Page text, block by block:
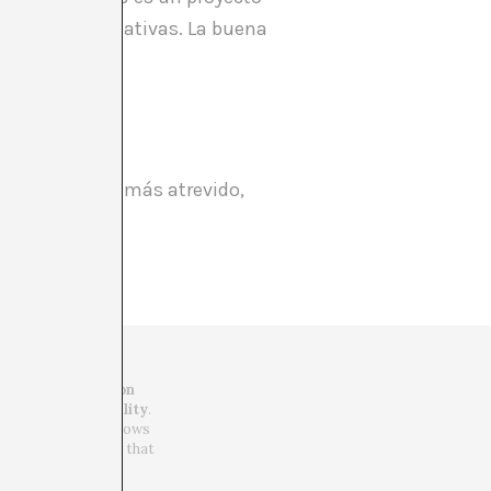
de iniciativas. La buena
un espacio más atrevido,
communication
transversality.
awareness allows
debate issues that